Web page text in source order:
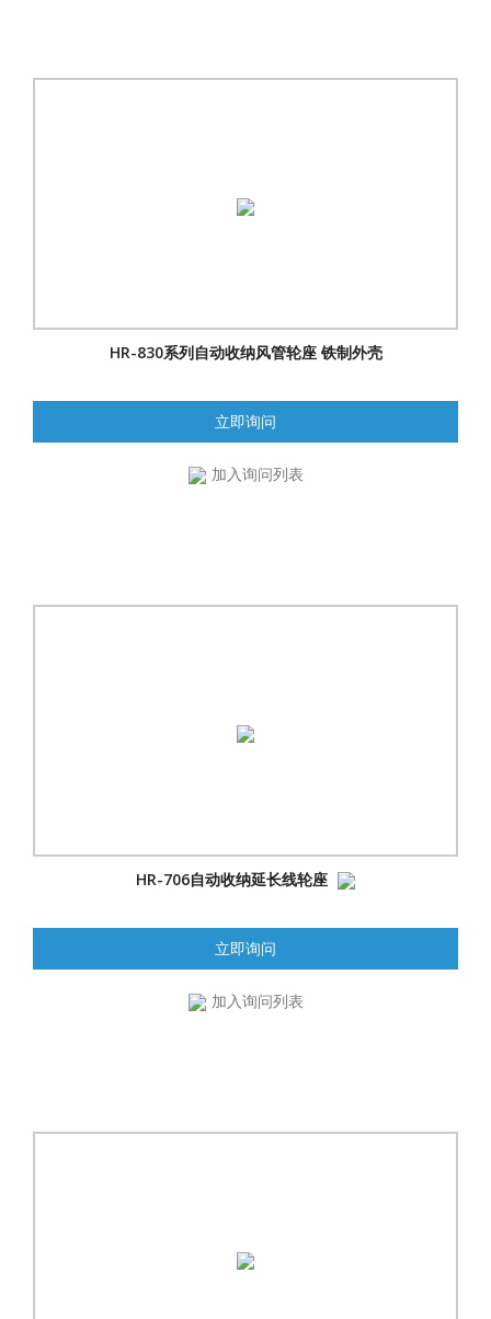
HR-830系列自动收纳风管轮座 铁制外壳
立即询问
加入询问列表
HR-706自动收纳延长线轮座
立即询问
加入询问列表